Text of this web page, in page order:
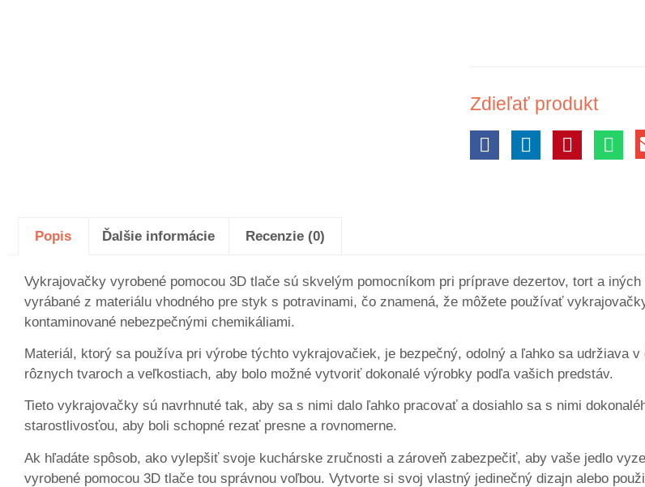
Zdieľať produkt
Popis Ďalšie informácie Recenzie (0)
Vykrajovačky vyrobené pomocou 3D tlače sú skvelým pomocníkom pri príprave dezertov, tort a
vyrábané z materiálu vhodného pre styk s potravinami, čo znamená, že môžete používať
kontaminované nebezpečnými chemikáliami.
Materiál, ktorý sa používa pri výrobe týchto vykrajovačiek, je bezpečný, odolný a ľahko sa udržiava
rôznych tvaroch a veľkostiach, aby bolo možné vytvoriť dokonalé výrobky podľa vašich predstáv.
Tieto vykrajovačky sú navrhnuté tak, aby sa s nimi dalo ľahko pracovať a dosiahlo sa s nimi
starostlivosťou, aby boli schopné rezať presne a rovnomerne.
Ak hľadáte spôsob, ako vylepšiť svoje kuchárske zručnosti a zároveň zabezpečiť, aby vaše jedlo
vyrobené pomocou 3D tlače tou správnou voľbou. Vytvorte si svoj vlastný jedinečný dizajn alebo